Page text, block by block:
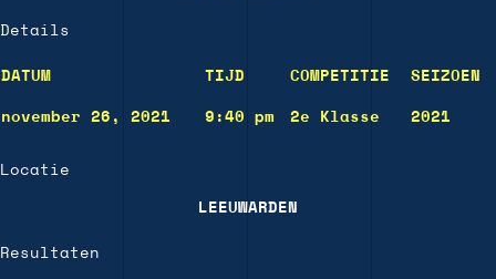
Details
DATUM TIJD COMPETITIE SEIZOEN
november 26, 2021 9:40 pm 2e Klasse 2021
Locatie
LEEUWARDEN
Resultaten